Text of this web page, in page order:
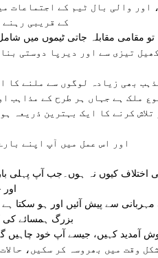
والی بال ٹیم کے اجتماعات
کے قریبی رہنے
تو مقامی مقابلہ جاتی ٹیموں میں
کھیل تیزی سے اور دیرپا دوستی
بھی زیادہ لوگوں سے ملنے کا
ملک ہے جہاں ہر طرح کے مذاہب
کرنے کا ایک بہترین ذریعہ
اور اس عمل میں آپ اپنے
اختلاف کیوں نہ ہوں۔جب آپ پہلی
مہربانی سے پیش آئیں اور ہو سکتا
بزرگ ہمسائے کی
آمدید کہیں، جیسے آپ خود چاہیں
وقت میں بھروسہ کر سکیں،